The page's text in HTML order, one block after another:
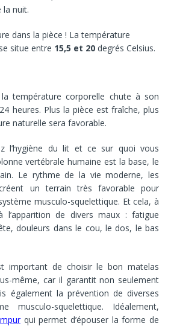
nuit.
dans la pièce ! La température
situe entre 15,5 et 20 degrés Celsius.
température corporelle chute à son
heures. Plus la pièce est fraîche, plus
naturelle sera favorable.
l’hygiène du lit et ce sur quoi vous
vertébrale humaine est la base, le
Le rythme de la vie moderne, les
un terrain très favorable pour
musculo-squelettique. Et cela, à
l’apparition de divers maux : fatigue
douleurs dans le cou, le dos, le bas
important de choisir le bon matelas
même, car il garantit non seulement
également la prévention de diverses
musculo-squelettique. Idéalement,
qui permet d’épouser la forme de